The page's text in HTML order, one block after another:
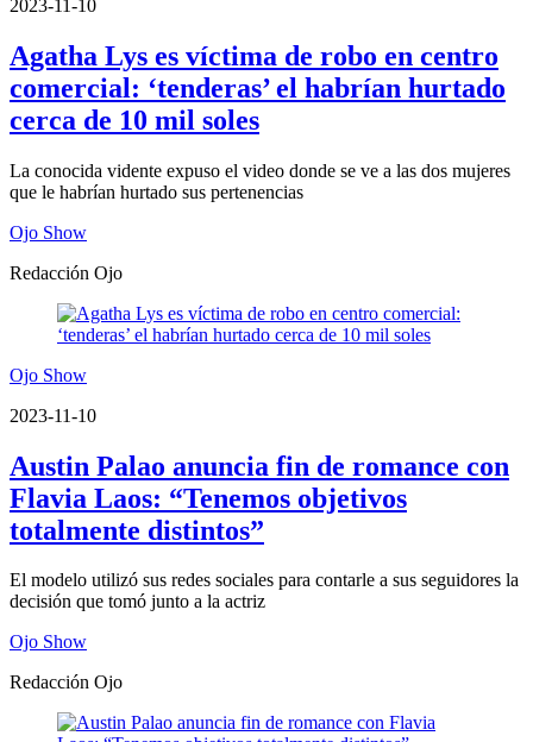
2023-11-10
Agatha Lys es víctima de robo en centro
comercial: ‘tenderas’ el habrían hurtado
cerca de 10 mil soles
La conocida vidente expuso el video donde se ve a las dos mujeres
que le habrían hurtado sus pertenencias
Ojo Show
Redacción Ojo
Ojo Show
2023-11-10
Austin Palao anuncia fin de romance con
Flavia Laos: “Tenemos objetivos
totalmente distintos”
El modelo utilizó sus redes sociales para contarle a sus seguidores la
decisión que tomó junto a la actriz
Ojo Show
Redacción Ojo